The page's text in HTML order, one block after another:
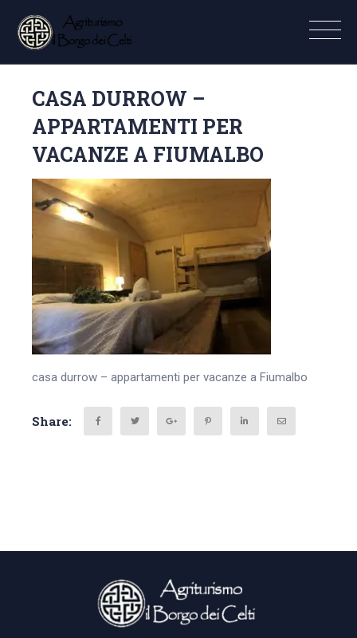
CASA DURROW –
APPARTAMENTI PER
VACANZE A FIUMALBO
casa durrow – appartamenti per vacanze a Fiumalbo
Share: